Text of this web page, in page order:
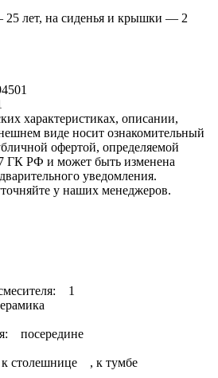
25 лет, на сиденья и крышки — 2
характеристиках, описании,
виде носит ознакомительный
офертой, определяемой
ГК РФ и может быть изменена
уведомления.
у наших менеджеров.
1
посередине
столешнице , к тумбе